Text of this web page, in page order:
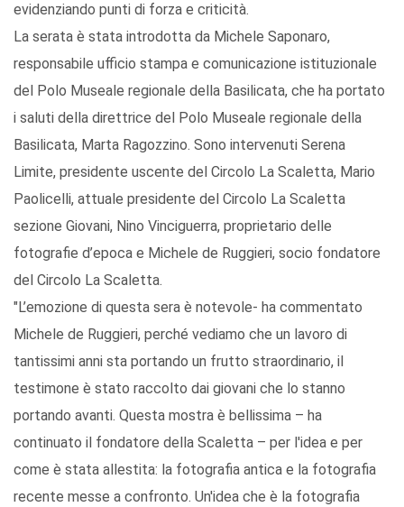
evidenziando punti di forza e criticità.
La serata è stata introdotta da Michele Saponaro,
responsabile ufficio stampa e comunicazione istituzionale
del Polo Museale regionale della Basilicata, che ha portato
i saluti della direttrice del Polo Museale regionale della
Basilicata, Marta Ragozzino. Sono intervenuti Serena
Limite, presidente uscente del Circolo La Scaletta, Mario
Paolicelli, attuale presidente del Circolo La Scaletta
sezione Giovani, Nino Vinciguerra, proprietario delle
fotografie d’epoca e Michele de Ruggieri, socio fondatore
del Circolo La Scaletta.
"L’emozione di questa sera è notevole- ha commentato
Michele de Ruggieri, perché vediamo che un lavoro di
tantissimi anni sta portando un frutto straordinario, il
testimone è stato raccolto dai giovani che lo stanno
portando avanti. Questa mostra è bellissima – ha
continuato il fondatore della Scaletta – per l'idea e per
come è stata allestita: la fotografia antica e la fotografia
recente messe a confronto. Un'idea che è la fotografia